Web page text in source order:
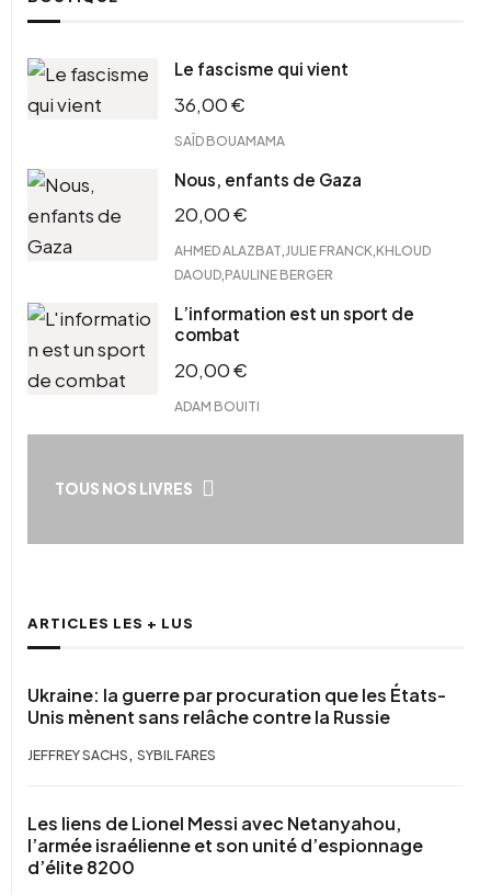
Le fascisme qui vient
36,00€
SAÏD BOUAMAMA
Nous, enfants de Gaza
20,00€
AHMED ALAZBAT JULIE FRANCK KHLOUD
DAOUD PAULINE BERGER
L’information est un sport de
combat
20,00€
ADAM BOUITI
TOUS NOS LIVRES
ARTICLES LES + LUS
Ukraine: la guerre par procuration que les États-
Unis mènent sans relâche contre la Russie
JEFFREY SACHS , SYBIL FARES
Les liens de Lionel Messi avec Netanyahou,
l’armée israélienne et son unité d’espionnage
d’élite 8200